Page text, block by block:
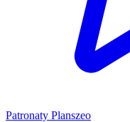
Patronaty Planszeo